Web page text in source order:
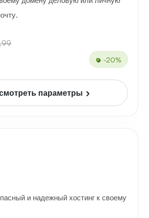
-20%
параметры
и надежный хостинг к своему